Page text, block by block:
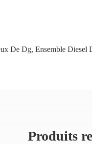
De Dg, Ensemble Diesel
Produits